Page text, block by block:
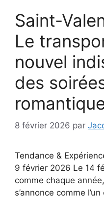
Saint-
Le
nouvel
des
8 février 2026 par
Tendance &
9 février 2026 Le 14
comme chaque
s’annonce comme